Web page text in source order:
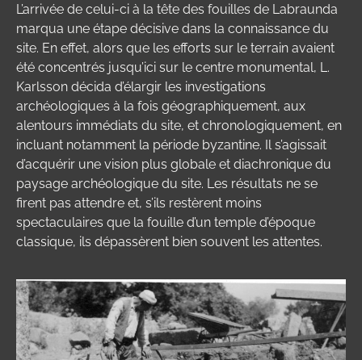
L’arrivée de celui-ci à la tête des fouilles de Labraunda
marqua une étape décisive dans la connaissance du
site. En effet, alors que les efforts sur le terrain avaient
été concentrés jusqu’ici sur le centre monumental, L.
Karlsson décida d’élargir les investigations
archéologiques à la fois géographiquement, aux
alentours immédiats du site, et chronologiquement, en
incluant notamment la période byzantine. Il s’agissait
d’acquérir une vision plus globale et diachronique du
paysage archéologique du site. Les résultats ne se
firent pas attendre et, s’ils restèrent moins
spectaculaires que la fouille d’un temple d’époque
classique, ils dépassèrent bien souvent les attentes.